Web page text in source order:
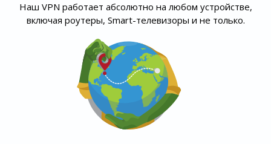
Наш VPN работает абсолютно на любом устройстве,
включая роутеры, Smart-телевизоры и не только.